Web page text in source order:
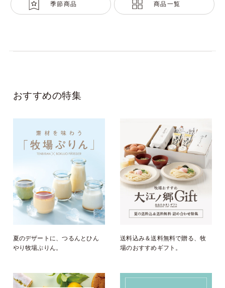
季節商品 商品一覧
おすすめの特集
夏のデザートに、つるんとひん
やり牧場ぷりん。
送料込み＆送料無料で贈る、牧
場のおすすめギフト。